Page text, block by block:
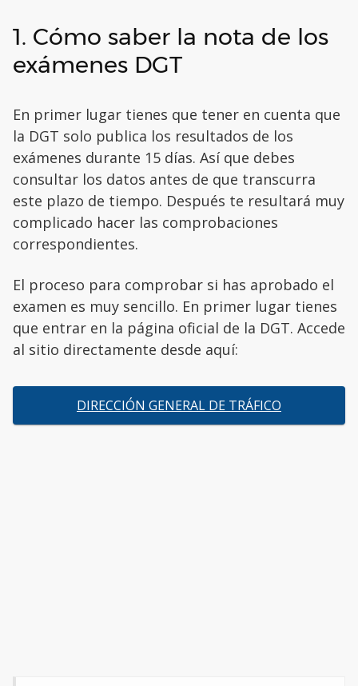
1. Cómo saber la nota de los
exámenes DGT
En primer lugar tienes que tener en cuenta que
la DGT solo publica los resultados de los
exámenes durante 15 días. Así que debes
consultar los datos antes de que transcurra
este plazo de tiempo. Después te resultará muy
complicado hacer las comprobaciones
correspondientes.
El proceso para comprobar si has aprobado el
examen es muy sencillo. En primer lugar tienes
que entrar en la página oficial de la DGT. Accede
al sitio directamente desde aquí:
DIRECCIÓN GENERAL DE TRÁFICO